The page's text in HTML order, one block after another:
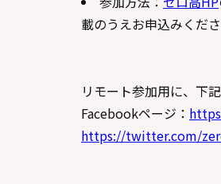
載のうえお申込みくだ
リモート参加用に、下
Facebookページ：
https://twitter.com/